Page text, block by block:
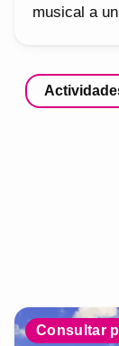
musical a
Consultar